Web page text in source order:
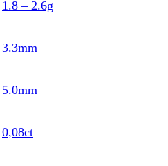
1.8 – 2.6g
3.3mm
5.0mm
0,08ct